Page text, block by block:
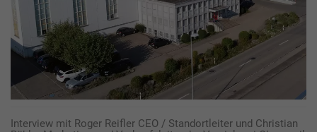
Interview mit Roger Reifler CEO / Standortleiter und Christian